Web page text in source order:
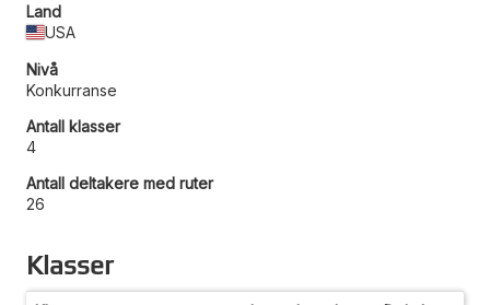
Land
USA
Nivå
Konkurranse
Antall klasser
4
Antall deltakere med ruter
26
Klasser